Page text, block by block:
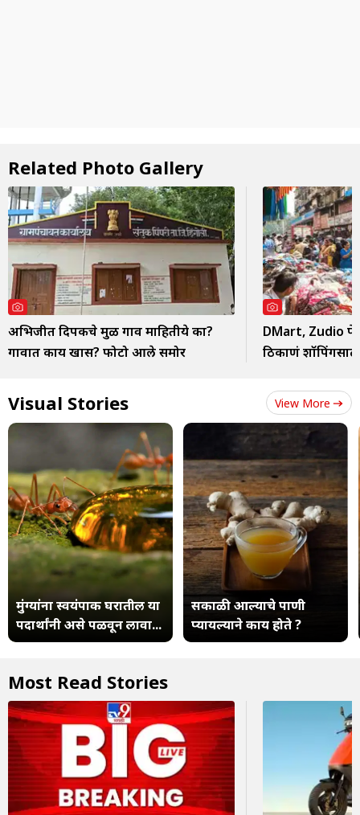
Related Photo Gallery
अभिजीत दिपकेंचे मुळ गाव माहितीये का?
गावात काय खास? फोटो आले समोर
DMart, Zudio
ठिकाणं
Visual Stories View More
मुंग्यांना स्वयंपाक घरातील या
पदार्थांनी असे पळवून लावा...
सकाळी आल्याचे पाणी
प्यायल्याने काय होते ?
Most Read Stories